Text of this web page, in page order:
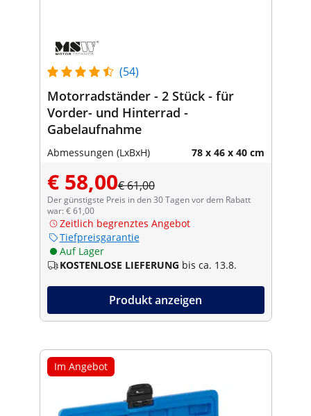
(54)
Motorradständer - 2 Stück - für
Vorder- und Hinterrad -
Gabelaufnahme
Abmessungen (LxBxH) 78 x 46 x 40 cm
€ 58,00€ 61,00
Der günstigste Preis in den 30 Tagen vor dem Rabatt
war: € 61,00
Zeitlich begrenztes Angebot
Tiefpreisgarantie
Auf Lager
KOSTENLOSE LIEFERUNG bis ca. 13.8.
Produkt anzeigen
Im Angebot